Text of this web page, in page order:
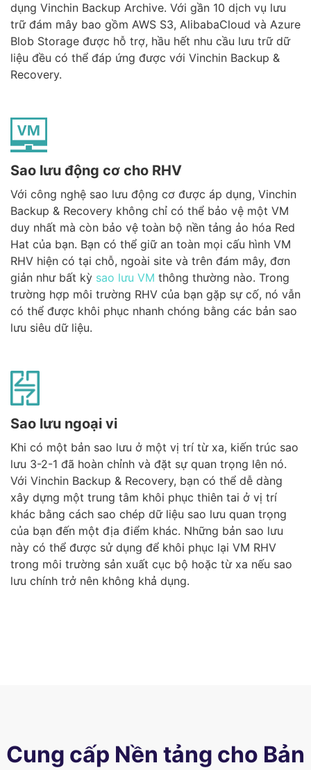
dụng Vinchin Backup Archive. Với gần 10 dịch vụ lưu
trữ đám mây bao gồm AWS S3, AlibabaCloud và Azure
Blob Storage được hỗ trợ, hầu hết nhu cầu lưu trữ dữ
liệu đều có thể đáp ứng được với Vinchin Backup &
Recovery.
Sao lưu động cơ cho RHV
Với công nghệ sao lưu động cơ được áp dụng, Vinchin
Backup & Recovery không chỉ có thể bảo vệ một VM
duy nhất mà còn bảo vệ toàn bộ nền tảng ảo hóa Red
Hat của bạn. Bạn có thể giữ an toàn mọi cấu hình VM
RHV hiện có tại chỗ, ngoài site và trên đám mây, đơn
giản như bất kỳ sao lưu VM thông thường nào. Trong
trường hợp môi trường RHV của bạn gặp sự cố, nó vẫn
có thể được khôi phục nhanh chóng bằng các bản sao
lưu siêu dữ liệu.
Sao lưu ngoại vi
Khi có một bản sao lưu ở một vị trí từ xa, kiến trúc sao
lưu 3-2-1 đã hoàn chỉnh và đặt sự quan trọng lên nó.
Với Vinchin Backup & Recovery, bạn có thể dễ dàng
xây dựng một trung tâm khôi phục thiên tai ở vị trí
khác bằng cách sao chép dữ liệu sao lưu quan trọng
của bạn đến một địa điểm khác. Những bản sao lưu
này có thể được sử dụng để khôi phục lại VM RHV
trong môi trường sản xuất cục bộ hoặc từ xa nếu sao
lưu chính trở nên không khả dụng.
Cung cấp Nền tảng cho Bản